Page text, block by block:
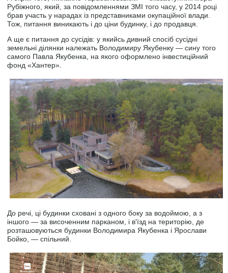
Рубіжного, який, за повідомленнями ЗМІ того часу, у 2014 році
брав участь у нарадах із представниками окупаційної влади.
Тож, питання виникають і до ціни будинку, і до продавця.
А ще є питання до сусідів: у якийсь дивний спосіб сусідні
земельні ділянки належать Володимиру Якубенку — сину того
самого Павла Якубенка, на якого оформлено інвестиційний
фонд «Хантер».
До речі, ці будинки сховані з одного боку за водоймою, а з
іншого — за височенним парканом, і в'їзд на територію, де
розташовуються будинки Володимира Якубенка і Ярослави
Бойко, — спільний.